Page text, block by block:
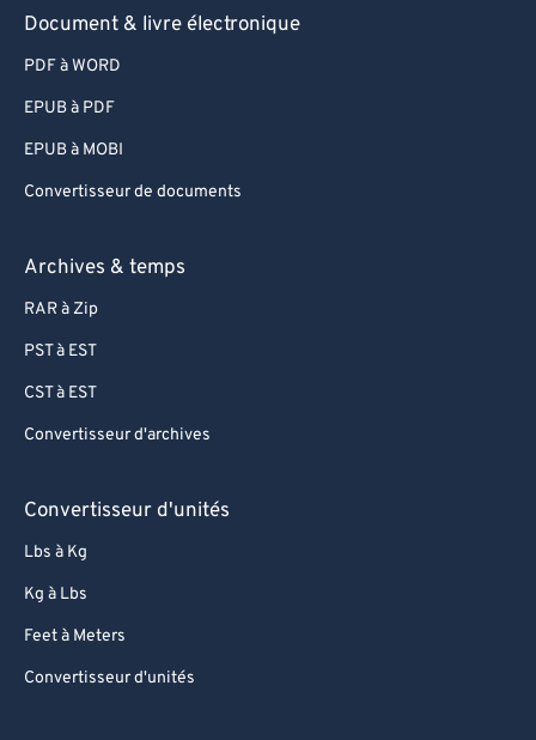
Document & livre électronique
PDF à WORD
EPUB à PDF
EPUB à MOBI
Convertisseur de documents
Archives & temps
RAR à Zip
PST à EST
CST à EST
Convertisseur d'archives
Convertisseur d'unités
Lbs à Kg
Kg à Lbs
Feet à Meters
Convertisseur d'unités